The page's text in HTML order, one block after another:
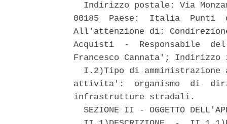
Indirizzo postale: Via
00185  Paese:  Italia  Punti
All'attenzione di:
Acquisti  -  Responsabile
Francesco Cannata';
I.2)Tipo di amministrazione
attivita':  organismo  di
infrastrutture stradali.
SEZIONE II - OGGETTO